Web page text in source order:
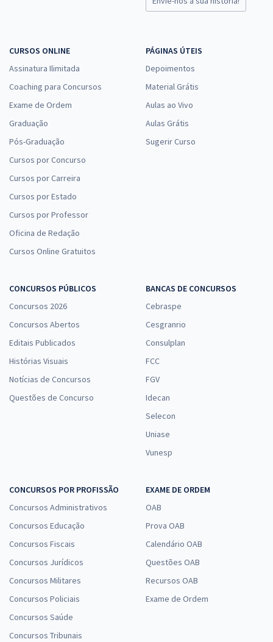
CURSOS ONLINE
Assinatura Ilimitada
Coaching para Concursos
Exame de Ordem
Graduação
Pós-Graduação
Cursos por Concurso
Cursos por Carreira
Cursos por Estado
Cursos por Professor
Oficina de Redação
Cursos Online Gratuitos
PÁGINAS ÚTEIS
Depoimentos
Material Grátis
Aulas ao Vivo
Aulas Grátis
Sugerir Curso
CONCURSOS PÚBLICOS
Concursos 2026
Concursos Abertos
Editais Publicados
Histórias Visuais
Notícias de Concursos
Questões de Concurso
BANCAS DE CONCURSOS
Cebraspe
Cesgranrio
Consulplan
FCC
FGV
Idecan
Selecon
Uniase
Vunesp
CONCURSOS POR PROFISSÃO
Concursos Administrativos
Concursos Educação
Concursos Fiscais
Concursos Jurídicos
Concursos Militares
Concursos Policiais
Concursos Saúde
Concursos Tribunais
EXAME DE ORDEM
OAB
Prova OAB
Calendário OAB
Questões OAB
Recursos OAB
Exame de Ordem